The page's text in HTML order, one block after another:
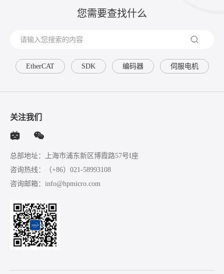
您需要查找什么
EtherCAT SDK 编码器 伺服电机
关注我们
总部地址：上海市浦东新区博霞路57号I座
咨询热线：
（+86）021-58993108
咨询邮箱： info@hpmicro.com